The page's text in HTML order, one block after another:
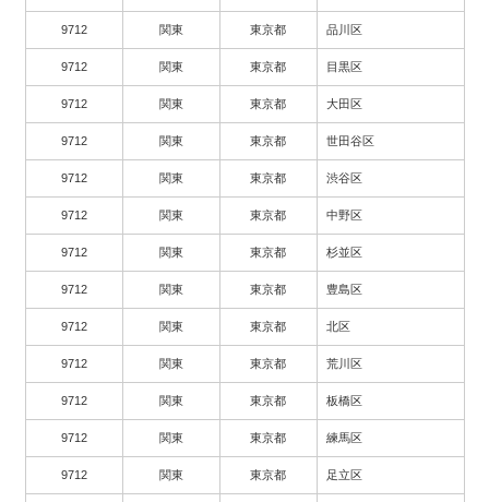
9712 関東 東京都 品川区
9712 関東 東京都 目黒区
9712 関東 東京都 大田区
9712 関東 東京都 世田谷区
9712 関東 東京都 渋谷区
9712 関東 東京都 中野区
9712 関東 東京都 杉並区
9712 関東 東京都 豊島区
9712 関東 東京都 北区
9712 関東 東京都 荒川区
9712 関東 東京都 板橋区
9712 関東 東京都 練馬区
9712 関東 東京都 足立区